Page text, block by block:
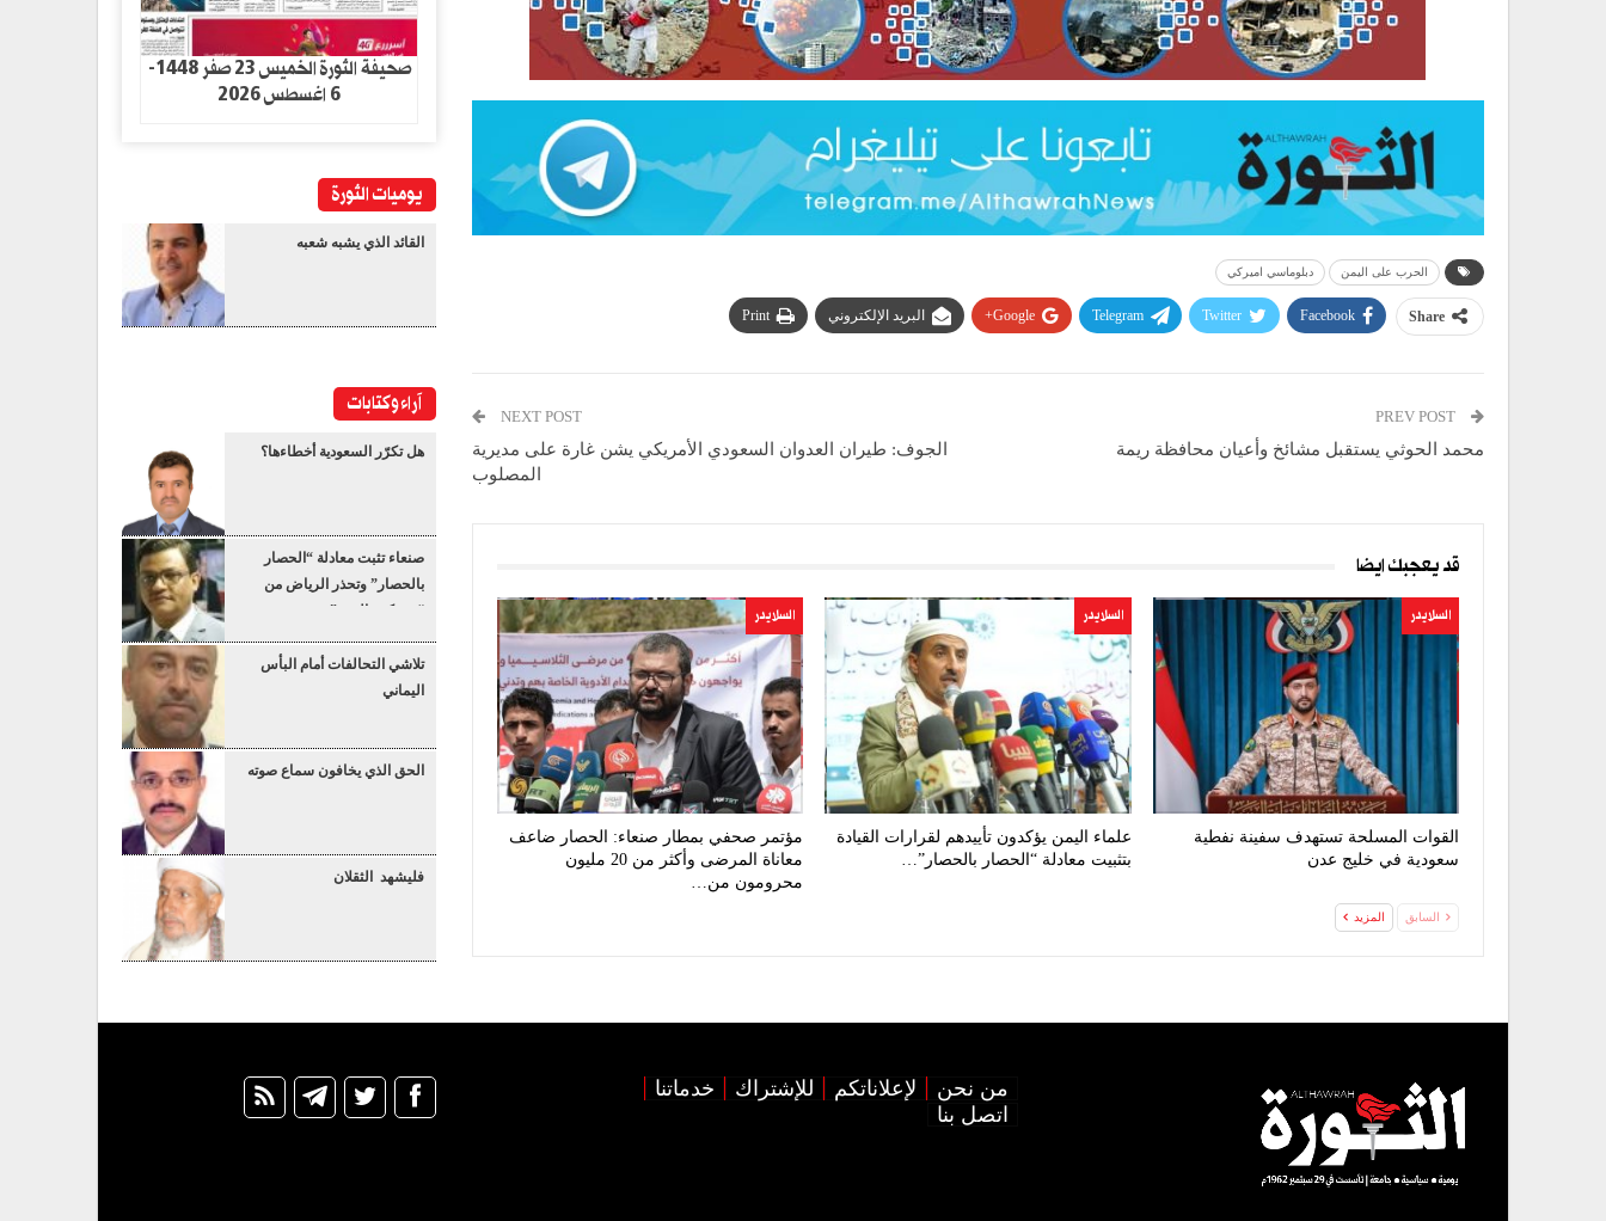
الحرب على اليمن دبلوماسي اميركي
Share
Facebook
Twitter
Telegram
Google+ البريد الإلكتروني Print
محمد الحوثي يستقبل مشائخ وأعيان محافظة ريمة
NEXT POST
الجوف: طيران العدوان السعودي الأمريكي يشن غارة على مديرية
المصلوب
قد يعجبك ايضا
السلايدر
القوات المسلحة تستهدف سفينة نفطية
سعودية في خليج عدن
السلايدر
علماء اليمن يؤكدون تأييدهم لقرارات القيادة
بتثبيت معادلة “الحصار بالحصار”…
السلايدر
مؤتمر صحفي بمطار صنعاء: الحصار ضاعف
معاناة المرضى وأكثر من 20 مليون
محرومون من…
السابق المزيد
صحيفة الثورة الخميس 23 صفر 1448-
6 اغسطس 2026
يوميات الثورة
القائد الذي يشبه شعبه
آراء وكتابات
هل تكرّر السعودية أخطاءها؟
صنعاء تثبت معادلة “الحصار
بالحصار” وتحذر الرياض من
“عسكرة البحر”
تلاشي التحالفات أمام البأس
اليماني
الحق الذي يخافون سماع صوته
فليشهد الثقلان
من نحن لإعلاناتكم للإشتراك
خدماتنا
اتصل بنا